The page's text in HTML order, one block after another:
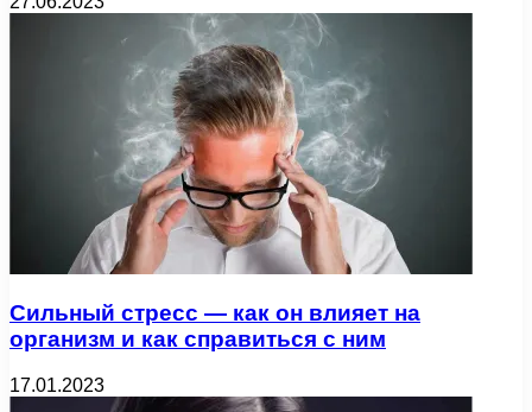
Сильный стресс — как он влияет на
организм и как справиться с ним
17.01.2023